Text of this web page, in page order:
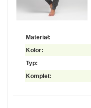
Materiał:
Kolor:
Typ:
Komplet: